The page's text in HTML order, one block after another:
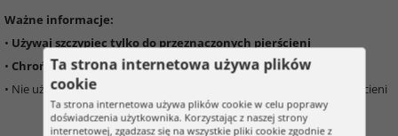
Ważne informacje:
• Używaj szczypiec tylko do przeznaczonych pierścieni
• Chroń oczy i używaj rękawic podczas pracy ze szczypcami
• Nie używaj nadmiernej siły podczas otwierania lub zamykania pierścieni
Ta strona internetowa używa plików
cookie
Ta strona internetowa używa plików cookie w celu poprawy
doświadczenia użytkownika. Korzystając z naszej strony
internetowej, zgadzasz się na wszystkie pliki cookie zgodnie z